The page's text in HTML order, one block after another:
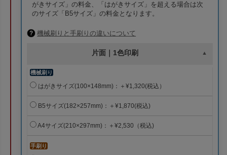
がきサイズ」の料金、「はがきサイズ」を超える場合は次
のサイズ「B5サイズ」の料金となります。
機械刷りと手刷りの違いについて
片面｜1色印刷
機械刷り
はがきサイズ(100×148mm)：＋¥1,320(税込）
B5サイズ(182×257mm)：＋¥1,870(税込)
A4サイズ(210×297mm)：＋¥2,530（税込)
手刷り